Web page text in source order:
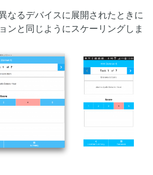
なるデバイスに展開されたときに
ンと同じようにスケーリングしま